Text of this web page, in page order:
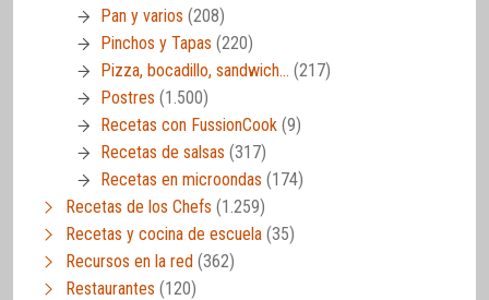
Pan y varios (208)
Pinchos y Tapas (220)
Pizza, bocadillo, sandwich… (217)
Postres (1.500)
Recetas con FussionCook (9)
Recetas de salsas (317)
Recetas en microondas (174)
Recetas de los Chefs (1.259)
Recetas y cocina de escuela (35)
Recursos en la red (362)
Restaurantes (120)